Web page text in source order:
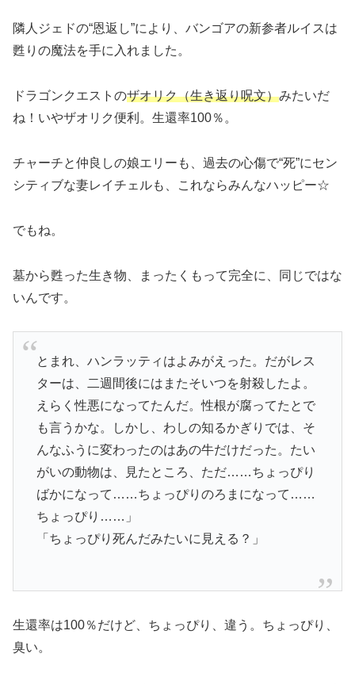
隣人ジェドの“恩返し”により、バンゴアの新参者ルイスは
甦りの魔法を手に入れました。
ドラゴンクエストのザオリク（生き返り呪文）みたいだ
ね！いやザオリク便利。生還率100％。
チャーチと仲良しの娘エリーも、過去の心傷で“死”にセン
シティブな妻レイチェルも、これならみんなハッピー☆
でもね。
墓から甦った生き物、まったくもって完全に、同じではな
いんです。
とまれ、ハンラッティはよみがえった。だがレス
ターは、二週間後にはまたそいつを射殺したよ。
えらく性悪になってたんだ。性根が腐ってたとで
も言うかな。しかし、わしの知るかぎりでは、そ
んなふうに変わったのはあの牛だけだった。たい
がいの動物は、見たところ、ただ……ちょっぴり
ばかになって……ちょっぴりのろまになって……
ちょっぴり……」
「ちょっぴり死んだみたいに見える？」
生還率は100％だけど、ちょっぴり、違う。ちょっぴり、
臭い。